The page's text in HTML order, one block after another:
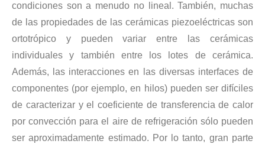
condiciones son a menudo no lineal. También, muchas
de las propiedades de las cerámicas piezoeléctricas son
ortotrópico y pueden variar entre las cerámicas
individuales y también entre los lotes de cerámica.
Además, las interacciones en las diversas interfaces de
componentes (por ejemplo, en hilos) pueden ser difíciles
de caracterizar y el coeficiente de transferencia de calor
por convección para el aire de refrigeración sólo pueden
ser aproximadamente estimado. Por lo tanto, gran parte